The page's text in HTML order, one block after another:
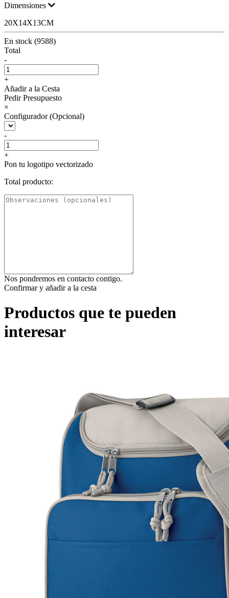
Dimensiones
20X14X13CM
En stock (9588)
Total
-
+
Añadir a la Cesta
Pedir Presupuesto
×
Configurador (Opcional)
-
+
Pon tu logotipo vectorizado
Total producto:
Nos pondremos en contacto contigo.
Confirmar y añadir a la cesta
Productos que te pueden
interesar